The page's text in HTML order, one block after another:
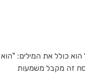
כולל את המילים: "הוא
זה מקבל משמעות